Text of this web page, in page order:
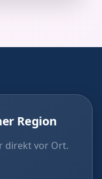
Region
direkt vor Ort.